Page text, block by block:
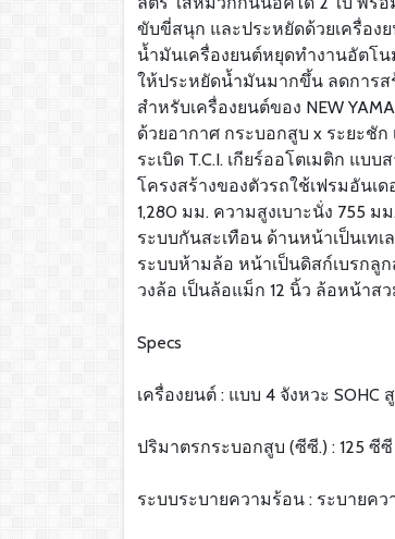
ขับขี่สนุก และประหยัดด้วยเครื่องย
น้ำมันเครื่องยนต์หยุดทำงานอัตโน
ให้ประหยัดน้ำมันมากขึ้น ลดการส
สำหรับเครื่องยนต์ของ NEW
ด้วยอากาศ กระบอกสูบ x ระยะชัก
ระเบิด T.C.I. เกียร์ออโตเมติก แ
โครงสร้างของตัวรถใช้เฟรมอันเด
1,280 มม. ความสูงเบาะนั่ง 755 ม
ระบบกันสะเทือน ด้านหน้าเป็นเท
ระบบห้ามล้อ หน้าเป็นดิสก์เบรกลู
วงล้อ เป็นล้อแม็ก 12 นิ้ว ล้อหน้าส
Specs
เครื่องยนต์ : แบบ 4 จังหวะ SOHC
ปริมาตรกระบอกสูบ (ซีซี.) : 125 ซีซี
ระบบระบายความร้อน : ระบายค